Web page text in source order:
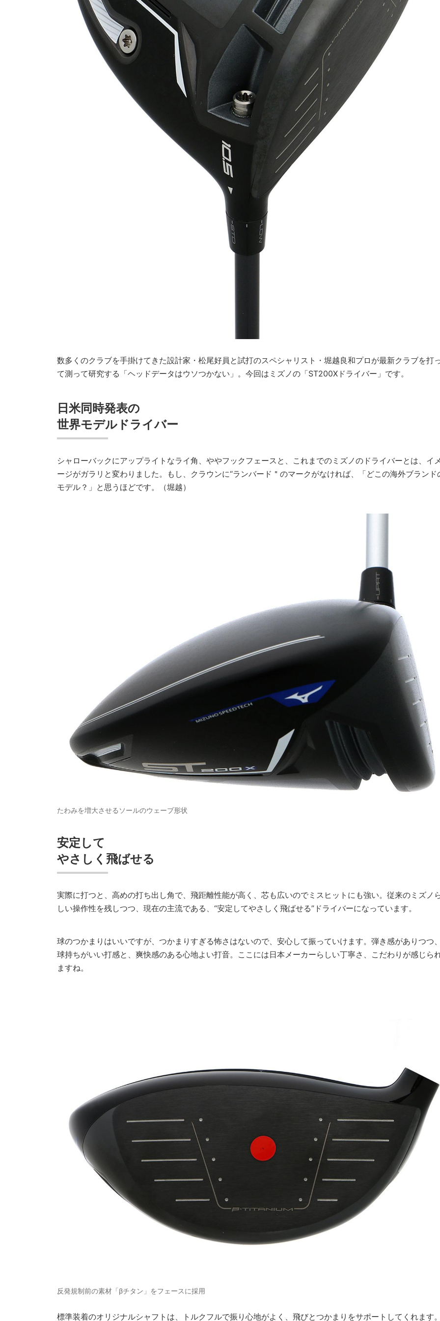
数多くのクラブを手掛けてきた設計家・松尾好員と試打のスペシャリスト・堀越良和プロが最新クラブを打
て測って研究する「ヘッドデータはウソつかない」。今回はミズノの「ST200Xドライバー」です。
日米同時発表の
世界モデルドライバー
シャローバックにアップライトなライ角、ややフックフェースと、これまでのミズノのドライバーとは、イ
ージがガラリと変わりました。もし、クラウンに“ランバード＂のマークがなければ、「どこの海外ブランド
モデル？」と思うほどです。（堀越）
たわみを増大させるソールのウェーブ形状
安定して
やさしく飛ばせる
実際に打つと、高めの打ち出し角で、飛距離性能が高く、芯も広いのでミスヒットにも強い。従来のミズノ
しい操作性を残しつつ、現在の主流である、“安定してやさしく飛ばせる”ドライバーになっています。
球のつかまりはいいですが、つかまりすぎる怖さはないので、安心して振っていけます。弾き感がありつつ
球持ちがいい打感と、爽快感のある心地よい打音。ここには日本メーカーらしい丁寧さ、こだわりが感じら
ますね。
反発規制前の素材「βチタン」をフェースに採用
標準装着のオリジナルシャフトは、トルクフルで振り心地がよく、飛びとつかまりをサポートしてくれます